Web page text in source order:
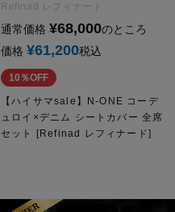
Refinad レフィナード
通常価格 ¥68,000のところ
価格 ¥61,200税込
10％OFF
【ハイサマsale】N-ONE コーデ
ュロイ×デニム シートカバー 全席
セット [Refinad レフィナード]